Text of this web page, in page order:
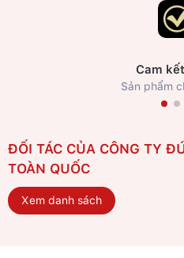
Cam
Sản phẩm
ĐỐI TÁC CỦA CÔNG TY
TOÀN QUỐC
Xem danh sách